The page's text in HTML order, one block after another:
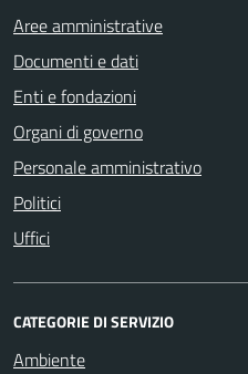
Aree amministrative
Documenti e dati
Enti e fondazioni
Organi di governo
Personale amministrativo
Politici
Uffici
CATEGORIE DI SERVIZIO
Ambiente